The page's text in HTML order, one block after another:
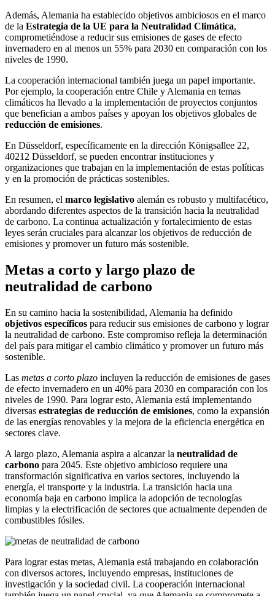
Además, Alemania ha establecido objetivos ambiciosos en el marco
de la Estrategia de la UE para la Neutralidad Climática,
comprometiéndose a reducir sus emisiones de gases de efecto
invernadero en al menos un 55% para 2030 en comparación con los
niveles de 1990.
La cooperación internacional también juega un papel importante.
Por ejemplo, la cooperación entre Chile y Alemania en temas
climáticos ha llevado a la implementación de proyectos conjuntos
que benefician a ambos países y apoyan los objetivos globales de
reducción de emisiones.
En Düsseldorf, específicamente en la dirección Königsallee 22,
40212 Düsseldorf, se pueden encontrar instituciones y
organizaciones que trabajan en la implementación de estas políticas
y en la promoción de prácticas sostenibles.
En resumen, el marco legislativo alemán es robusto y multifacético,
abordando diferentes aspectos de la transición hacia la neutralidad
de carbono. La continua actualización y fortalecimiento de estas
leyes serán cruciales para alcanzar los objetivos de reducción de
emisiones y promover un futuro más sostenible.
Metas a corto y largo plazo de
neutralidad de carbono
En su camino hacia la sostenibilidad, Alemania ha definido
objetivos específicos para reducir sus emisiones de carbono y lograr
la neutralidad de carbono. Este compromiso refleja la determinación
del país para mitigar el cambio climático y promover un futuro más
sostenible.
Las metas a corto plazo incluyen la reducción de emisiones de gases
de efecto invernadero en un 40% para 2030 en comparación con los
niveles de 1990. Para lograr esto, Alemania está implementando
diversas estrategias de reducción de emisiones, como la expansión
de las energías renovables y la mejora de la eficiencia energética en
sectores clave.
A largo plazo, Alemania aspira a alcanzar la neutralidad de
carbono para 2045. Este objetivo ambicioso requiere una
transformación significativa en varios sectores, incluyendo la
energía, el transporte y la industria. La transición hacia una
economía baja en carbono implica la adopción de tecnologías
limpias y la electrificación de sectores que actualmente dependen de
combustibles fósiles.
Para lograr estas metas, Alemania está trabajando en colaboración
con diversos actores, incluyendo empresas, instituciones de
investigación y la sociedad civil. La cooperación internacional